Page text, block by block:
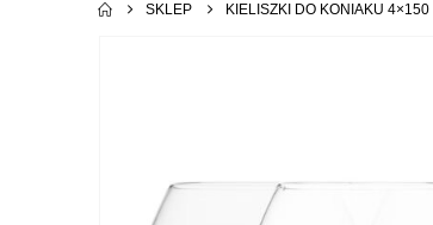
SKLEP KIELISZKI DO KONIAKU